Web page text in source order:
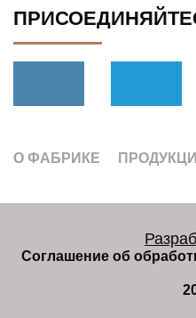
О ФАБРИКЕ
Соглашение об